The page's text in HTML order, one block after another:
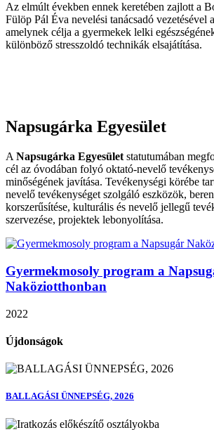
Az elmúlt években ennek keretében zajlott a
Fülöp Pál Éva nevelési tanácsadó
amelynek célja a gyermekek lelki
különböző stresszoldó technikák elsajátítása.
Napsugárka Egyesület
A Napsugárka Egyesület statutumában
cél az óvodában folyó oktató-nevelő
minőségének javítása. Tevékenységi körébe
nevelő tevékenységet szolgáló eszközök,
korszerűsítése, kulturális és nevelő jellegű
szervezése, projektek lebonyolítása.
Gyermekmosoly program a
Naköziotthonban
2022
Újdonságok
BALLAGÁSI ÜNNEPSÉG, 2026